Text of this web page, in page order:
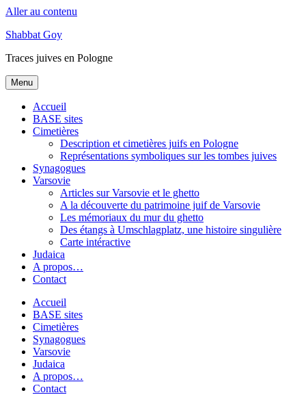
Aller au contenu
Shabbat Goy
Traces juives en Pologne
Menu
Accueil
BASE sites
Cimetières
Description et cimetières juifs en Pologne
Représentations symboliques sur les tombes juives
Synagogues
Varsovie
Articles sur Varsovie et le ghetto
A la découverte du patrimoine juif de Varsovie
Les mémoriaux du mur du ghetto
Des étangs à Umschlagplatz, une histoire singulière
Carte intéractive
Judaica
A propos…
Contact
Accueil
BASE sites
Cimetières
Synagogues
Varsovie
Judaica
A propos…
Contact